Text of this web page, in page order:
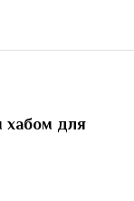
хабом для